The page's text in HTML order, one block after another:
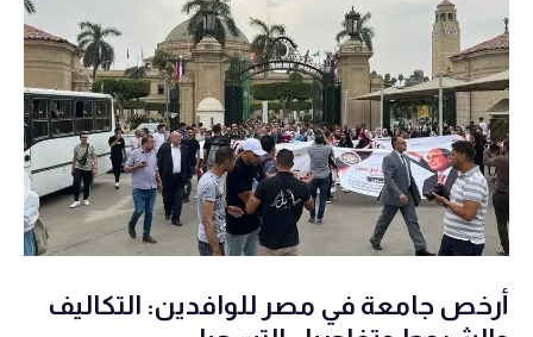
المقالات
شهادات القبول
اتصل بنا
أرخص جامعة في مصر للوافدين: التكاليف